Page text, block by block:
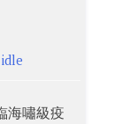
idle
海嘯級疫